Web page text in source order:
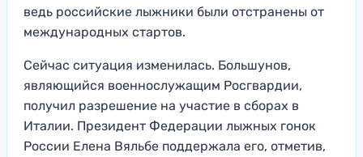
ведь российские лыжники были отстранены от
международных стартов.
Сейчас ситуация изменилась. Большунов,
являющийся военнослужащим Росгвардии,
получил разрешение на участие в сборах в
Италии. Президент Федерации лыжных гонок
России Елена Вяльбе поддержала его, отметив,